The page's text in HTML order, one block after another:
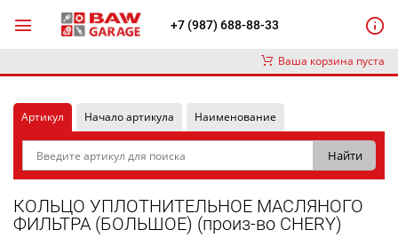
+7 (987) 688-88-33
Ваша корзина пуста
Артикул Начало артикула Наименование
КОЛЬЦО УПЛОТНИТЕЛЬНОЕ МАСЛЯНОГО
ФИЛЬТРА (БОЛЬШОЕ) (произ-во CHERY)